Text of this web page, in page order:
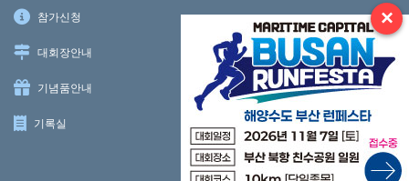
참가신청
대회장안내
기념품안내
기록실
×